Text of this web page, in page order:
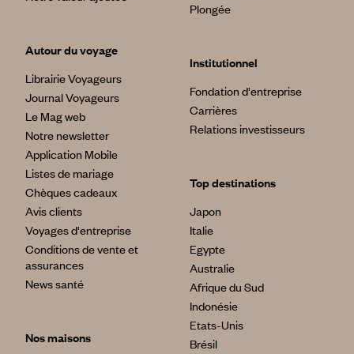
Autour du voyage
Librairie Voyageurs
Journal Voyageurs
Le Mag web
Notre newsletter
Application Mobile
Listes de mariage
Chèques cadeaux
Avis clients
Voyages d'entreprise
Conditions de vente et
assurances
News santé
Nos maisons
Plongée
Institutionnel
Fondation d'entreprise
Carrières
Relations investisseurs
Top destinations
Japon
Italie
Egypte
Australie
Afrique du Sud
Indonésie
Etats-Unis
Brésil